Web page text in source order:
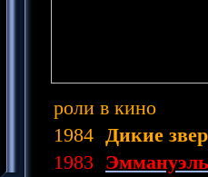
роли в кино
1984 Дикие
1983